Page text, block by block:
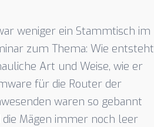
weniger ein Stammtisch im
zum Thema: Wie entsteht
Art und Weise, wie er
für die Router der
waren so gebannt
die Mägen immer noch leer